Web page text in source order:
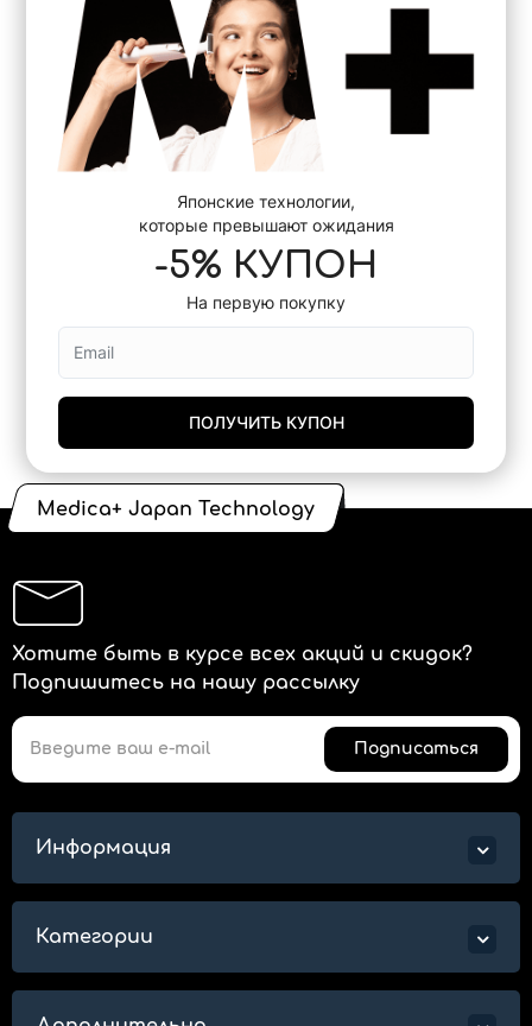
Японские технологии,
которые превышают ожидания
-5% КУПОН
На первую покупку
ПОЛУЧИТЬ КУПОН
Medica+ Japan Technology
Хотите быть в курсе всех акций и скидок?
Подпишитесь на нашу рассылку
Подписаться
Информация
Категории